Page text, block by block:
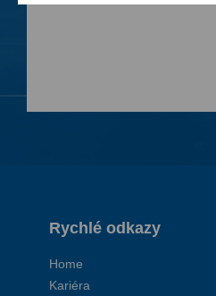
Rychlé odkazy
Home
Kariéra